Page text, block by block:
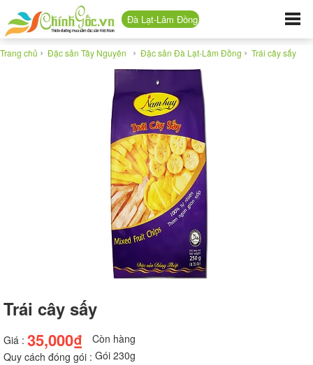
Đà Lạt-Lâm Đồng
Trang chủ › Đặc sản Tây Nguyên › Đặc sản Đà Lạt-Lâm Đồng › Trái cây sấy
Trái cây sấy
Giá : 35,000₫
Còn hàng
Quy cách đóng gói : Gói 230g